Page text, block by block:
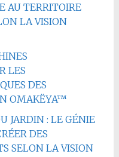
AU TERRITOIRE
LA VISION
LES
DES
OMAKËYA™
JARDIN : LE GÉNIE
DES
SELON LA VISION